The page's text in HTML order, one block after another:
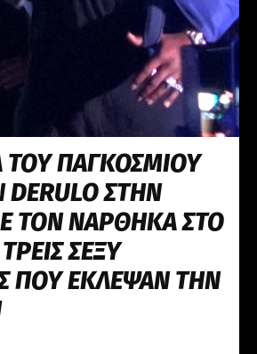
ΤΟΥ ΠΑΓΚΟΣΜΙΟΥ
DERULO ΣΤΗΝ
ΤΟΝ ΝΑΡΘΗΚΑ ΣΤΟ
ΣΕΞΥ
ΠΟΥ ΕΚΛΕΨΑΝ ΤΗΝ